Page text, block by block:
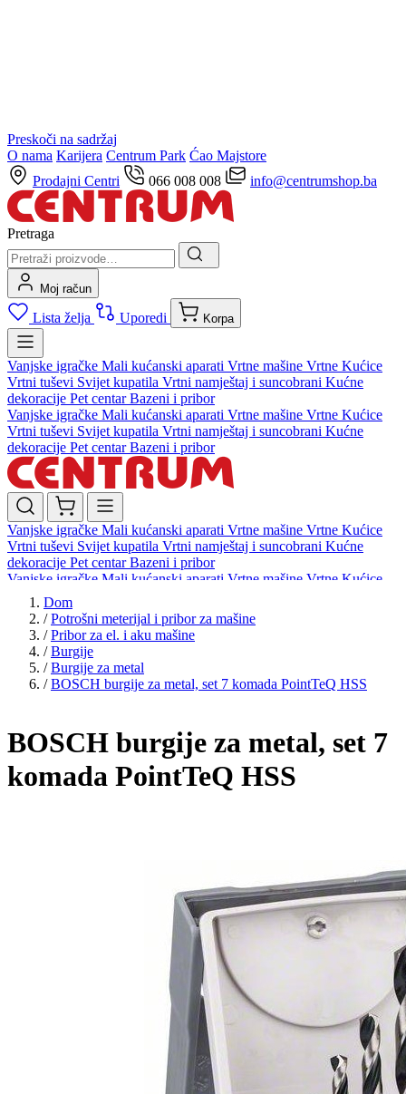
Preskoči na sadržaj
O nama Karijera Centrum Park Ćao Majstore
Prodajni Centri
066 008 008 info@centrumshop.ba
Pretraga
Moj račun
Lista želja Uporedi Korpa
Vanjske igračke Mali kućanski aparati Vrtne mašine Vrtne Kućice
Vrtni tuševi Svijet kupatila Vrtni namještaj i suncobrani Kućne
dekoracije Pet centarBazeni i pribor
Vanjske igračke Mali kućanski aparati Vrtne mašine Vrtne Kućice
Vrtni tuševi Svijet kupatila Vrtni namještaj i suncobrani Kućne
dekoracije Pet centarBazeni i pribor
Vanjske igračke Mali kućanski aparati Vrtne mašine Vrtne Kućice
Vrtni tuševi Svijet kupatila Vrtni namještaj i suncobrani Kućne
dekoracije Pet centarBazeni i pribor
Vanjske igračke Mali kućanski aparati Vrtne mašine Vrtne Kućice
Vrtni tuševi
dekoracijePet centar Bazeni i pribor
Dom
/ Potrošni meterijal i pribor za mašine
/ Pribor za el. i aku mašine
/ Burgije
/ Burgije za metal
/ BOSCH burgije za metal, set 7 komada PointTeQ HSS
BOSCH burgije za metal, set 7
komada PointTeQ HSS